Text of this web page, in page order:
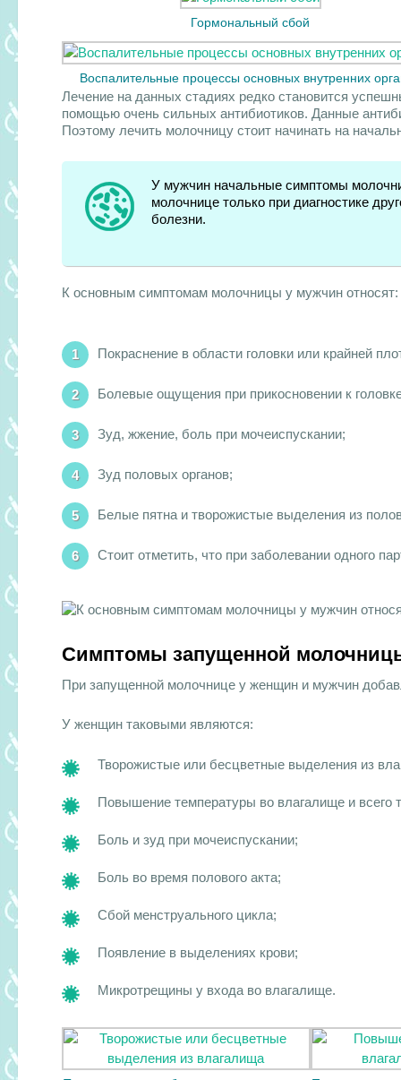
Гормональный сбой
Воспалительные процессы основных внутренних
Лечение на данных стадиях редко становится
помощью очень сильных антибиотиков. Данные
Поэтому лечить молочницу стоит начинать на
У мужчин начальные симптомы
молочнице только при диагностике
болезни.
К основным симптомам молочницы у мужчин относят:
Покраснение в области головки или крайней
Болевые ощущения при прикосновении к
Зуд, жжение, боль при мочеиспускании;
Зуд половых органов;
Белые пятна и творожистые выделения из
Стоит отметить, что при заболевании одного
Симптомы запущенной
При запущенной молочнице у женщин и мужчин
У женщин таковыми являются:
Творожистые или бесцветные выделения из
Повышение температуры во влагалище и всего
Боль и зуд при мочеиспускании;
Боль во время полового акта;
Сбой менструального цикла;
Появление в выделениях крови;
Микротрещины у входа во влагалище.